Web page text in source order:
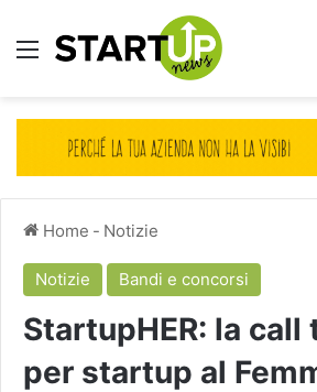
Menu
Home - Notizie
Notizie Bandi e concorsi
StartupHER: la call
per startup al